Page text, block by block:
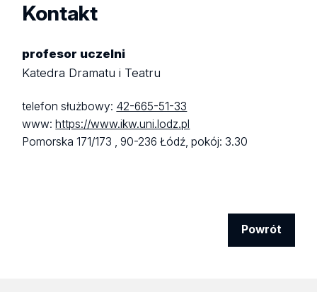
Kontakt
profesor uczelni
Katedra Dramatu i Teatru
telefon służbowy: 42-665-51-33
www:https://www.ikw.uni.lodz.pl
Pomorska 171/173 ,90-236 Łódź,pokój: 3.30
Powrót